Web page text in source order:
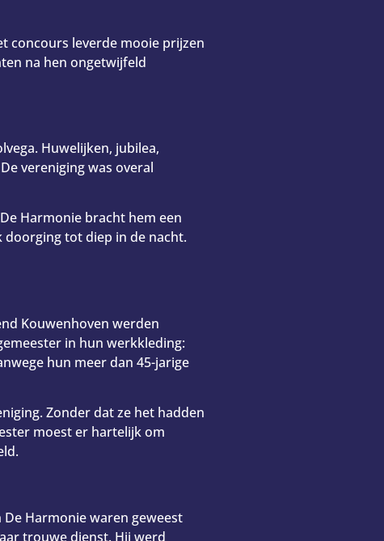
concours leverde mooie prijzen
na hen ongetwijfeld
Huwelijken, jubilea,
vereniging was overal
Harmonie bracht hem een
doorging tot diep in de nacht.
Kouwenhoven werden
in hun werkkleding:
hun meer dan 45-jarige
Zonder dat ze het hadden
moest er hartelijk om
Harmonie waren geweest
trouwe dienst. Hij werd